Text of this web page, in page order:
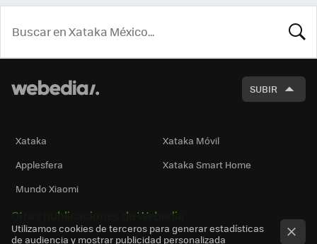
SUBIR
Xataka
Xataka Móvil
Applesfera
Xataka Smart Home
Mundo Xiaomi
Otras publicaciones de Webedia
Utilizamos cookies de terceros para generar estadísticas
de audiencia y mostrar publicidad personalizada